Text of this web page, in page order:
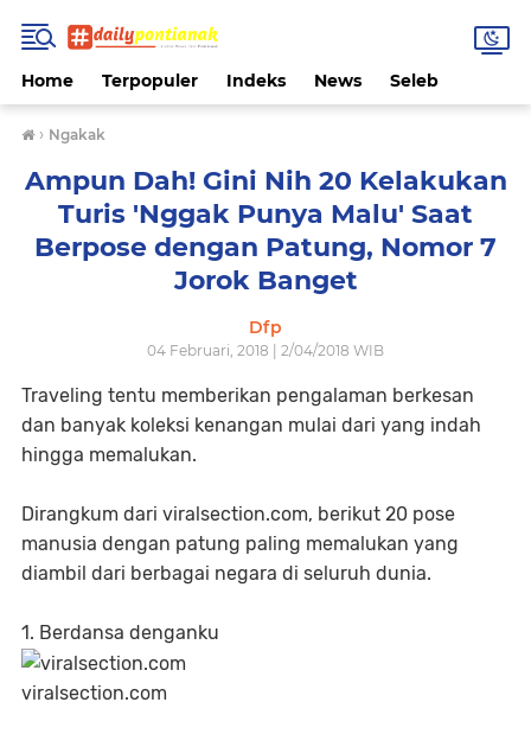
Home Terpopuler Indeks News Seleb
› Ngakak
Ampun Dah! Gini Nih 20 Kelakukan
Turis 'Nggak Punya Malu' Saat
Berpose dengan Patung, Nomor 7
Jorok Banget
Dfp
04 Februari, 2018 | 2/04/2018 WIB
Traveling tentu memberikan pengalaman berkesan
dan banyak koleksi kenangan mulai dari yang indah
hingga memalukan.
Dirangkum dari viralsection.com, berikut 20 pose
manusia dengan patung paling memalukan yang
diambil dari berbagai negara di seluruh dunia.
1. Berdansa denganku
viralsection.com